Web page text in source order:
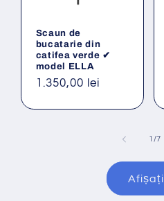
Scaun de
bucatarie din
catifea verde ✔
model ELLA
Preț
1.350,00 lei
1 /din
7